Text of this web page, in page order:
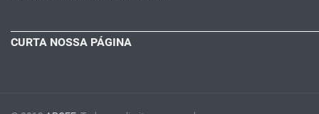
CURTA NOSSA PÁGINA